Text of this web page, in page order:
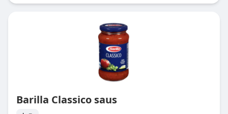
Barilla Classico saus